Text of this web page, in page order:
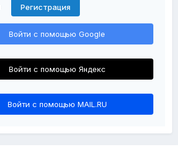
Регистрация
Войти с помощью Google
Войти с помощью Яндекс
Войти с помощью MAIL.RU